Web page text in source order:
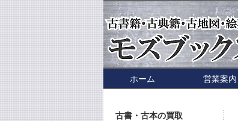
ホーム 営業案内
古書・古本の買取